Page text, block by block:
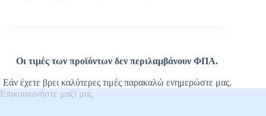
Οι τιμές των προϊόντων δεν περιλαμβάνουν ΦΠΑ.
Εάν έχετε βρει καλύτερες τιμές παρακαλώ ενημερώστε μας.
Επικοινωνήστε μαζί μας